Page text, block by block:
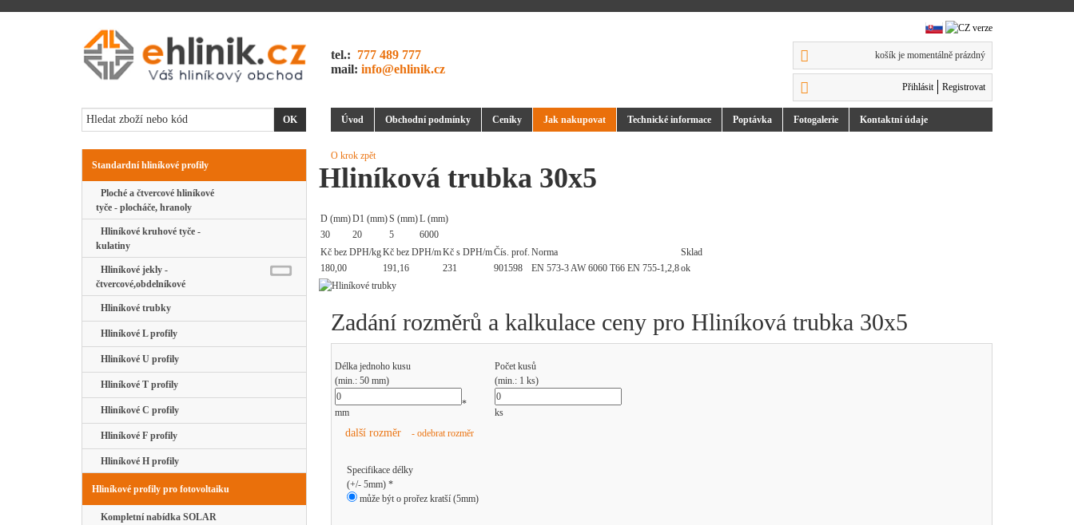
tel.: 777 489 777
mail: info@ehlinik.cz
košík je momentálně prázdný
Přihlásit Registrovat
Úvod Obchodní podmínky Ceníky Jak nakupovat Technické informace Poptávka Fotogalerie Kontaktní údaje
Standardní hliníkové profily
Ploché a čtvercové hliníkové
tyče - plocháče, hranoly
Hliníkové kruhové tyče -
kulatiny
Hliníkové jekly -
čtvercové,obdelníkové
Hliníkové trubky
Hliníkové L profily
Hliníkové U profily
Hliníkové T profily
Hliníkové C profily
Hliníkové F profily
Hliníkové H profily
Hliníkové profily pro fotovoltaiku
Kompletní nabídka SOLAR
O krok zpět
Hliníková trubka 30x5
D (mm)D1 (mm)S (mm)L (mm)
30
20 5
6000
Kč bez DPH/kgKč bez DPH/mKč s DPH/mČís. prof. Norma
Sklad
180,00
191,16 231 901598 EN 573-3 AW 6060 T66 EN 755-1,2,8ok
Zadání rozměrů a kalkulace ceny pro Hliníková trubka 30x5
Délka jednoho kusu
(min.: 50 mm)
Počet kusů
(min.: 1 ks)
mm
*
ks
další rozměr - odebrat rozměr
Specifikace délky
(+/- 5mm) *
může být o prořez kratší (5mm)